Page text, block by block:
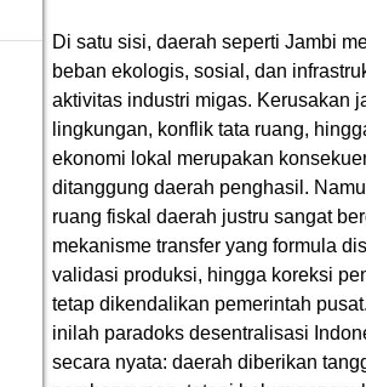
Di satu sisi, daerah seperti Jambi
beban ekologis, sosial, dan
aktivitas industri migas. Kerusakan
lingkungan, konflik tata ruang,
ekonomi lokal merupakan
ditanggung daerah penghasil.
ruang fiskal daerah justru sangat
mekanisme transfer yang formula
validasi produksi, hingga koreksi
tetap dikendalikan pemerintah
inilah paradoks desentralisasi
secara nyata: daerah diberikan